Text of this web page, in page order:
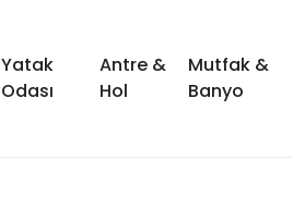
Yatak
Odası
Antre &
Hol
Mutfak &
Banyo